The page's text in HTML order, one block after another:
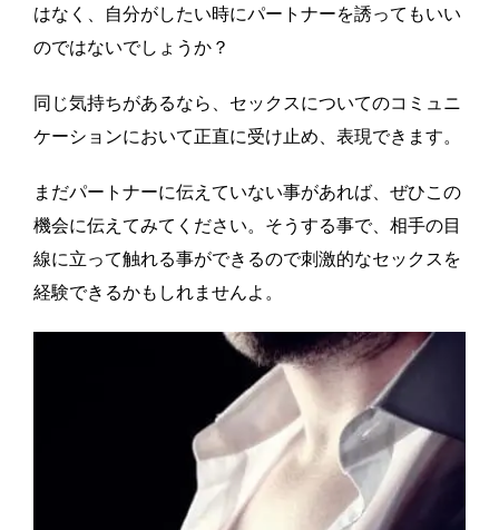
はなく、自分がしたい時にパートナーを誘ってもいい
のではないでしょうか？
同じ気持ちがあるなら、セックスについてのコミュニ
ケーションにおいて正直に受け止め、表現できます。
まだパートナーに伝えていない事があれば、ぜひこの
機会に伝えてみてください。そうする事で、相手の目
線に立って触れる事ができるので刺激的なセックスを
経験できるかもしれませんよ。